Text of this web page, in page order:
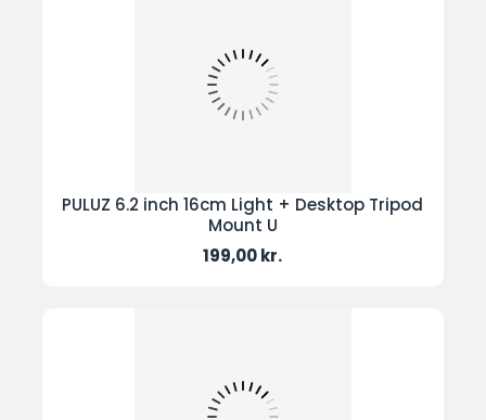
PULUZ 6.2 inch 16cm Light + Desktop Tripod
Mount U
Pris
199,00 kr.